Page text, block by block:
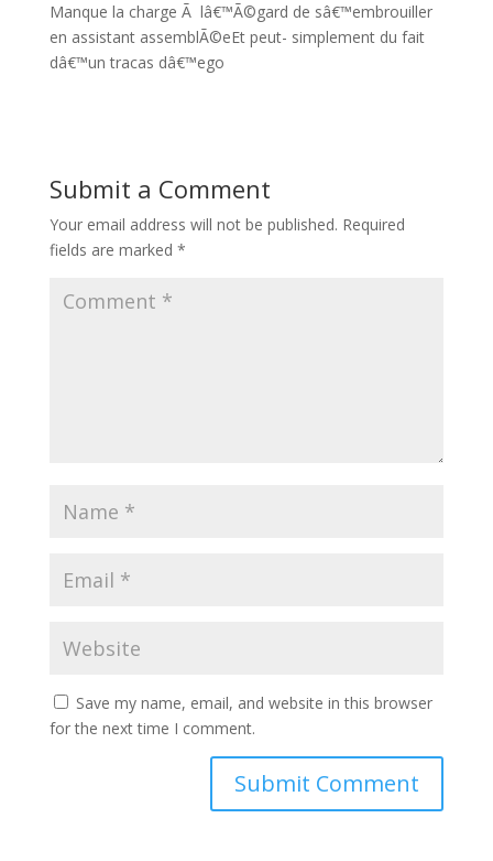
Manque la charge Ã lâ€™Ã©gard de sâ€™embrouiller
en assistant assemblÃ©eEt peut- simplement du fait
dâ€™un tracas dâ€™ego
Submit a Comment
Your email address will not be published. Required
fields are marked *
Save my name, email, and website in this browser
for the next time I comment.